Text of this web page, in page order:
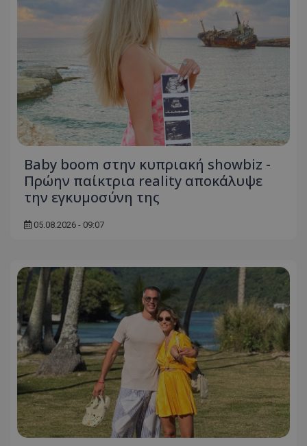
Baby boom στην κυπριακή showbiz -
Πρώην παίκτρια reality αποκάλυψε
την εγκυμοσύνη της
05.08.2026 - 09:07